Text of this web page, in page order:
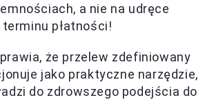
a nie na udręce
płatności!
że przelew zdefiniowany
jako praktyczne narzędzie,
do zdrowszego podejścia do